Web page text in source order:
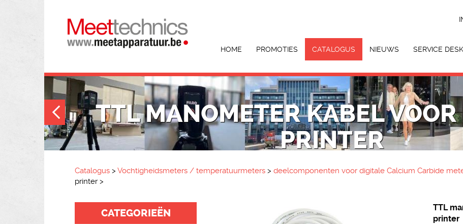
HOME PROMOTIES CATALOGUS NIEUWS SERVICE DESK
TTL MANOMETER KABEL
PRINTER
Catalogus > Vochtigheidsmeters / temperatuurmeters > deelcomponenten voor digitale Calcium Carbide
printer >
CATEGORIEËN
TTL
printer